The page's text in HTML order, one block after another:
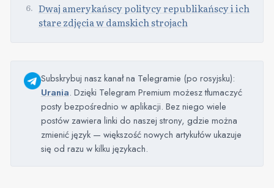
Dwaj amerykańscy politycy republikańscy i ich
stare zdjęcia w damskich strojach
Subskrybuj nasz kanał na Telegramie (po rosyjsku):
Urania. Dzięki Telegram Premium możesz tłumaczyć
posty bezpośrednio w aplikacji. Bez niego wiele
postów zawiera linki do naszej strony, gdzie można
zmienić język — większość nowych artykułów ukazuje
się od razu w kilku językach.